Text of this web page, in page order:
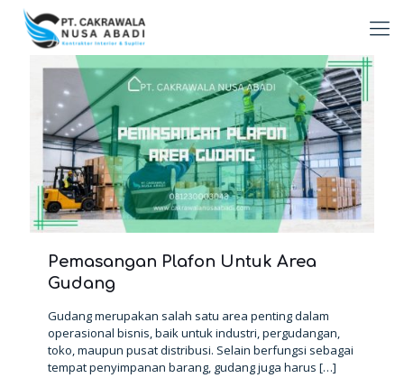
Pemasangan Plafon Untuk Area
Gudang
Gudang merupakan salah satu area penting dalam
operasional bisnis, baik untuk industri, pergudangan,
toko, maupun pusat distribusi. Selain berfungsi sebagai
tempat penyimpanan barang, gudang juga harus […]